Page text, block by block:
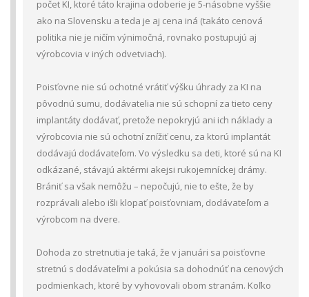
počet KI, ktoré táto krajina odoberie je 5-násobne vyššie
ako na Slovensku a teda je aj cena iná (takáto cenová
politika nie je ničím výnimočná, rovnako postupujú aj
výrobcovia v iných odvetviach).
Poisťovne nie sú ochotné vrátiť výšku úhrady za KI na
pôvodnú sumu, dodávatelia nie sú schopní za tieto ceny
implantáty dodávať, pretože nepokryjú ani ich náklady a
výrobcovia nie sú ochotní znížiť cenu, za ktorú implantát
dodávajú dodávateľom. Vo výsledku sa deti, ktoré sú na KI
odkázané, stávajú aktérmi akejsi rukojemníckej drámy.
Brániť sa však nemôžu – nepočujú, nie to ešte, že by
rozprávali alebo išli klopať poisťovniam, dodávateľom a
výrobcom na dvere.
Dohoda zo stretnutia je taká, že v januári sa poisťovne
stretnú s dodávateľmi a pokúsia sa dohodnúť na cenových
podmienkach, ktoré by vyhovovali obom stranám. Koľko